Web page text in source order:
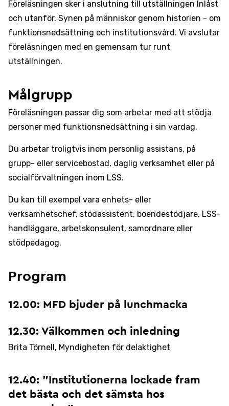
Föreläsningen sker i anslutning till utställningen Inlåst
och utanför. Synen på människor genom historien - om
funktionsnedsättning och institutionsvård. Vi avslutar
föreläsningen med en gemensam tur runt
utställningen.
Målgrupp
Föreläsningen passar dig som arbetar med att stödja
personer med funktionsnedsättning i sin vardag.
Du arbetar troligtvis inom personlig assistans, på
grupp- eller servicebostad, daglig verksamhet eller på
socialförvaltningen inom LSS.
Du kan till exempel vara enhets- eller
verksamhetschef, stödassistent, boendestödjare, LSS-
handläggare, arbetskonsulent, samordnare eller
stödpedagog.
Program
12.00: MFD bjuder på lunchmacka
12.30: Välkommen och inledning
Brita Törnell, Myndigheten för delaktighet
12.40: ”Institutionerna lockade fram
det bästa och det sämsta hos